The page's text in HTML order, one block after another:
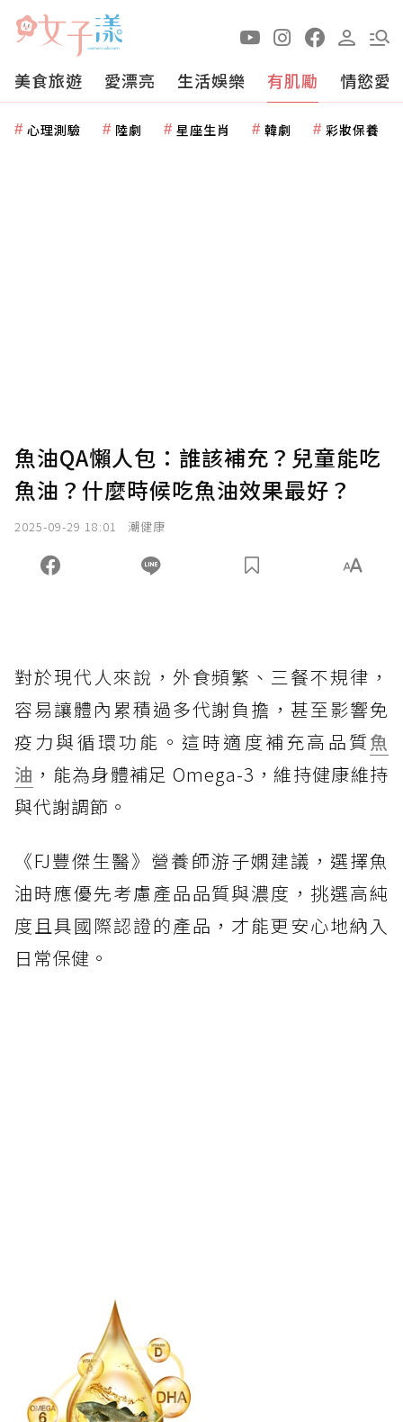
美食旅遊 愛漂亮 生活娛樂 有肌勵 情慾愛
心理測驗 陸劇 星座生肖 韓劇 彩妝保養
魚油QA懶人包：誰該補充？兒童能吃
魚油？什麼時候吃魚油效果最好？
2025-09-29 18:01 潮健康
對於現代人來說，外食頻繁、三餐不規律，
容易讓體內累積過多代謝負擔，甚至影響免
疫力與循環功能。這時適度補充高品質魚
油 ，能為身體補足 Omega-3，維持健康維持
與代謝調節。
《FJ豐傑生醫》營養師游子嫻建議，選擇魚
油時應優先考慮產品品質與濃度，挑選高純
度且具國際認證的產品，才能更安心地納入
日常保健。